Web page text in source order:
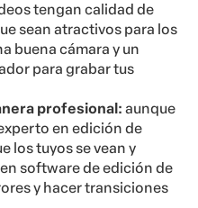
tengan calidad de
sean atractivos para los
buena cámara y un
para grabar tus
profesional: aunque
en edición de
los tuyos se vean y
software de edición de
y hacer transiciones